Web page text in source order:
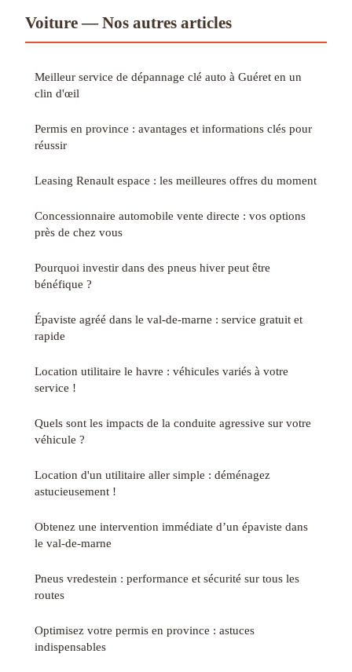
Voiture — Nos autres articles
Meilleur service de dépannage clé auto à Guéret en un
clin d'œil
Permis en province : avantages et informations clés pour
réussir
Leasing Renault espace : les meilleures offres du moment
Concessionnaire automobile vente directe : vos options
près de chez vous
Pourquoi investir dans des pneus hiver peut être
bénéfique ?
Épaviste agréé dans le val-de-marne : service gratuit et
rapide
Location utilitaire le havre : véhicules variés à votre
service !
Quels sont les impacts de la conduite agressive sur votre
véhicule ?
Location d'un utilitaire aller simple : déménagez
astucieusement !
Obtenez une intervention immédiate d’un épaviste dans
le val-de-marne
Pneus vredestein : performance et sécurité sur tous les
routes
Optimisez votre permis en province : astuces
indispensables